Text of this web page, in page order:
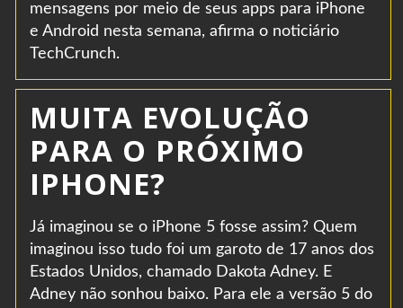
mensagens por meio de seus apps para iPhone
e Android nesta semana, afirma o noticiário
TechCrunch.
MUITA EVOLUÇÃO
PARA O PRÓXIMO
IPHONE?
Já imaginou se o iPhone 5 fosse assim? Quem
imaginou isso tudo foi um garoto de 17 anos dos
Estados Unidos, chamado Dakota Adney. E
Adney não sonhou baixo. Para ele a versão 5 do